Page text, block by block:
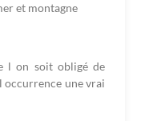
et montagne
l on soit obligé de
occurrence une vrai